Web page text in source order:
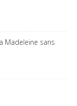
Madeleine sans